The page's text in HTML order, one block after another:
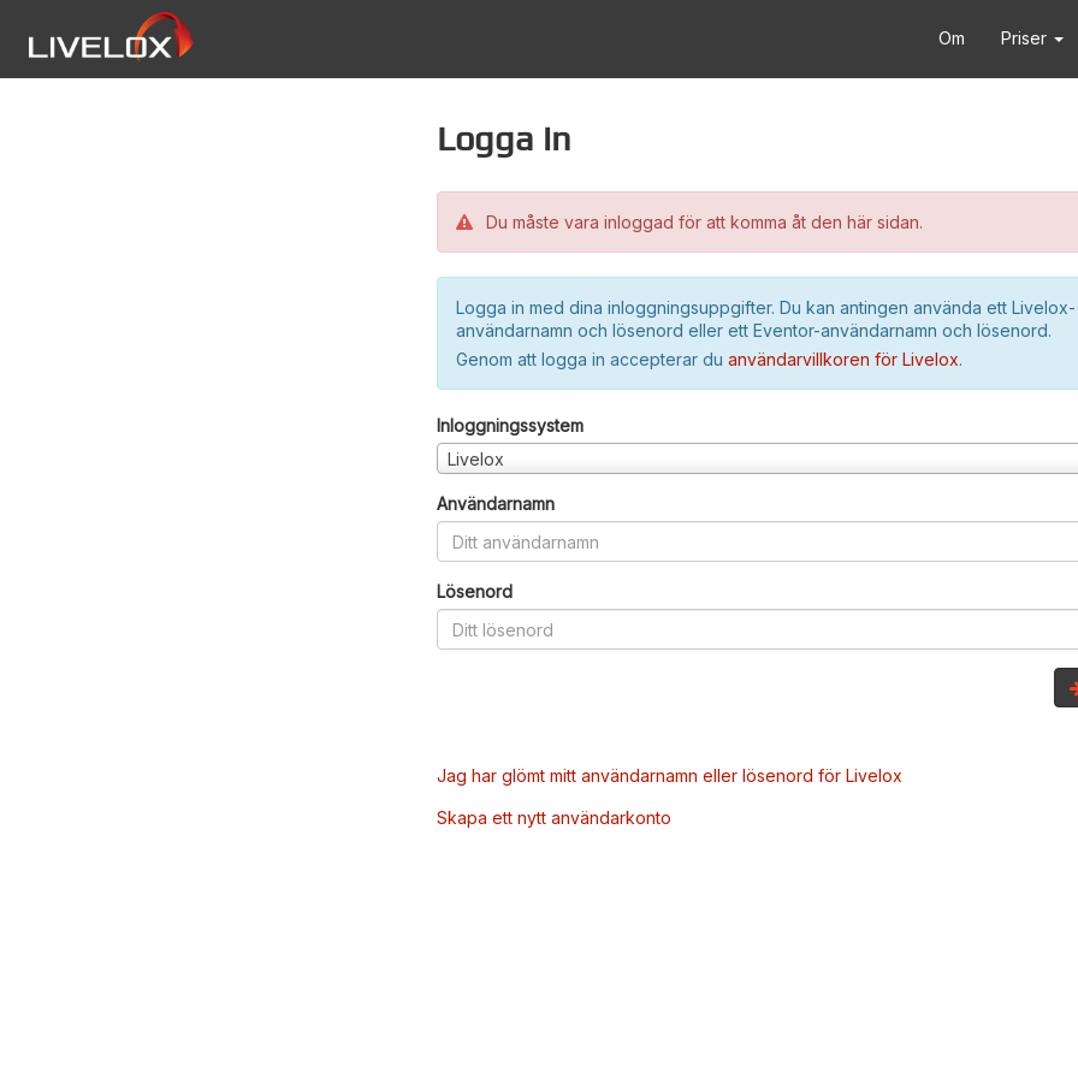
Om Priser
Logga in
Du måste vara inloggad för att komma åt den här sidan.
Logga in med dina inloggningsuppgifter. Du kan antingen använda ett Livelox-
användarnamn och lösenord eller ett Eventor-användarnamn och lösenord.
Genom att logga in accepterar du användarvillkoren för Livelox.
Inloggningssystem
Livelox
Användarnamn
Lösenord
Jag har glömt mitt användarnamn eller lösenord för Livelox
Skapa ett nytt användarkonto